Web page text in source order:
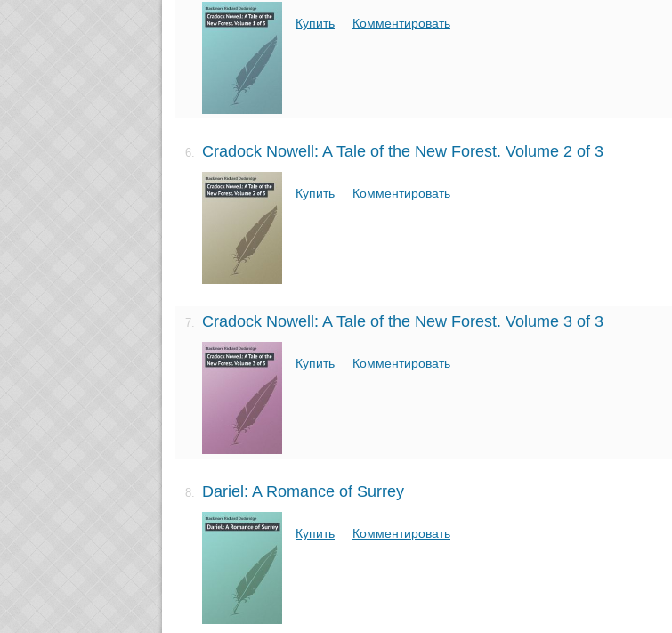
Купить Комментировать
6. Cradock Nowell: A Tale of the New Forest. Volume 2 of 3
Купить Комментировать
7. Cradock Nowell: A Tale of the New Forest. Volume 3 of 3
Купить Комментировать
8. Dariel: A Romance of Surrey
Купить Комментировать